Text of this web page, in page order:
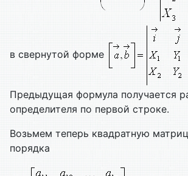
в свернутой форме
Предыдущая формула получается
определителя по первой строке.
Возьмем теперь квадратную
порядка